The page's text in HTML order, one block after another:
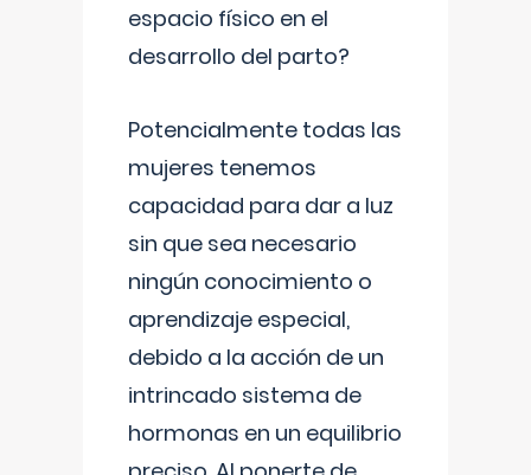
espacio físico en el
desarrollo del parto?
Potencialmente todas las
mujeres tenemos
capacidad para dar a luz
sin que sea necesario
ningún conocimiento o
aprendizaje especial,
debido a la acción de un
intrincado sistema de
hormonas en un equilibrio